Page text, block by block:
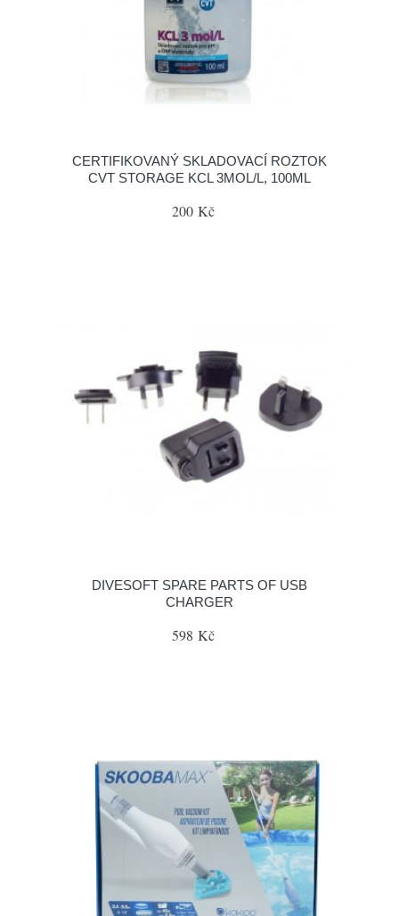
CERTIFIKOVANÝ SKLADOVACÍ ROZTOK
CVT STORAGE KCL 3MOL/L, 100ML
200 Kč
DIVESOFT SPARE PARTS OF USB
CHARGER
598 Kč